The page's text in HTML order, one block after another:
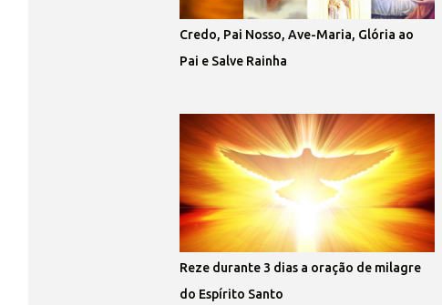
Credo, Pai Nosso, Ave-Maria, Glória ao
Pai e Salve Rainha
Reze durante 3 dias a oração de milagre
do Espírito Santo